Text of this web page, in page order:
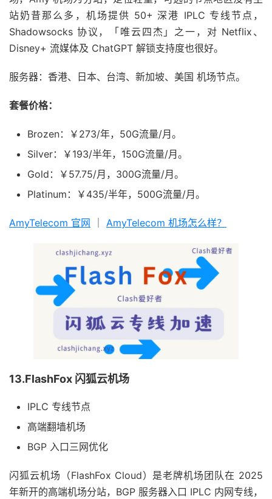
站奶昔那么多，机场提供 50+ 深港 IPLC 专线节点，
Shadowsocks 协议，「唯云四杰」之一，对 Netflix、
Disney+ 流媒体及 ChatGPT 解锁支持度也很好。
服务器：香港、日本、台湾、新加坡、美国 机场节点。
套餐价格：
Brozen：￥273/年，50G流量/月。
Silver：￥193/半年，150G流量/月。
Gold：￥57.75/月，300G流量/月。
Platinum：￥435/半年，500G流量/月。
AmyTelecom 官网 AmyTelecom 机场怎么样？
13.FlashFox 闪狐云机场
IPLC 专线节点
高端翻墙机场
BGP 入口三网优化
闪狐云机场（FlashFox Cloud）是老牌机场团队在 2025
年新开的高端机场分站，BGP 服务器入口 IPLC 内网专线，